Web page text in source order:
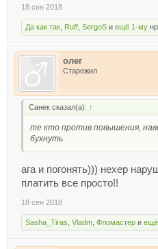
18 сен 2018
Да как так Ruff SergoS и ещё 1-му
олег
Старожил
Санек сказал(а): ↑
те кто против повышения,
бухнуть
ага и погонять))) нехер
платить все просто!!
18 сен 2018
Sasha_Tiras Vladm Фломастер и